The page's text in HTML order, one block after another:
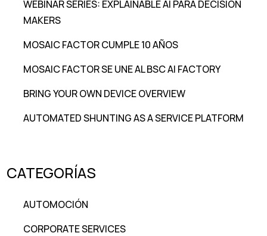
WEBINAR SERIES: EXPLAINABLE AI PARA DECISION
MAKERS
MOSAIC FACTOR CUMPLE 10 AÑOS
MOSAIC FACTOR SE UNE AL BSC AI FACTORY
BRING YOUR OWN DEVICE OVERVIEW
AUTOMATED SHUNTING AS A SERVICE PLATFORM
CATEGORÍAS
AUTOMOCIÓN
CORPORATE SERVICES